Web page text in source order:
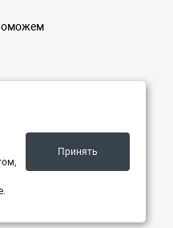
вс - выходной
Принять